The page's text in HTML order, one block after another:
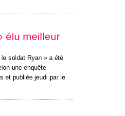
élu meilleur
soldat Ryan » a été
une enquête
et publiée jeudi par le